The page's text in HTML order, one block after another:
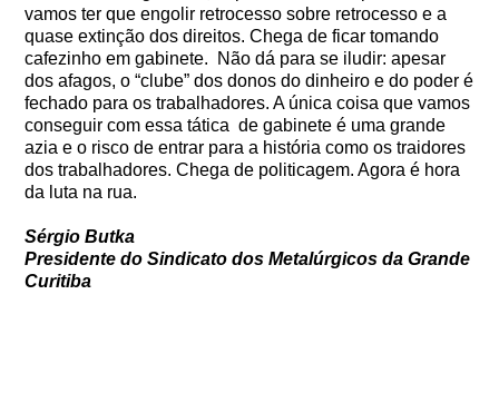
vamos ter que engolir retrocesso sobre retrocesso e a
quase extinção dos direitos. Chega de ficar tomando
cafezinho em gabinete. Não dá para se iludir: apesar
dos afagos, o “clube” dos donos do dinheiro e do poder é
fechado para os trabalhadores. A única coisa que vamos
conseguir com essa tática de gabinete é uma grande
azia e o risco de entrar para a história como os traidores
dos trabalhadores. Chega de politicagem. Agora é hora
da luta na rua.
Sérgio Butka
Presidente do Sindicato dos Metalúrgicos da Grande
Curitiba